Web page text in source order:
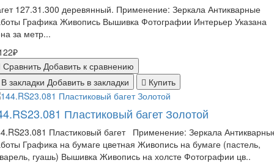
127.31.300 деревянный. Применение: Зеркала Антикварные
Графика Живопись Вышивка Фотографии Интерьер Указана
за метр...
Сравнить Добавить к сравнению
закладки Добавить в закладки Купить
Пластиковый багет Золотой
Пластиковый багет Применение: Зеркала
Графика на бумаге цветная Живопись на бумаге (пастель,
гуашь) Вышивка Живопись на холсте Фотографии цв..